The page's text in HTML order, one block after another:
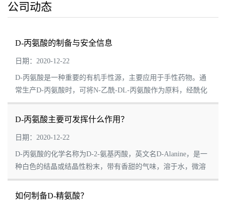
公司动态
D-丙氨酸的制备与安全信息
日期：2020-12-22
D-丙氨酸是一种重要的有机手性源，主要应用于手性药物。通
常生产D-丙氨酸时，可将N-乙酰-DL-丙氨酸作为原料，经酰化
酶拆分除去L-丙氨酸后，再经盐酸水解，最后通过重结晶精制
能够得到D-丙氨酸。D-丙氨酸的安全信息危...
D-丙氨酸主要可发挥什么作用？
日期：2020-12-22
D-丙氨酸的化学名称为D-2-氨基丙酸，英文名D-Alanine，是一
种白色的结晶或结晶性粉末，带有香甜的气味，溶于水，微溶
于乙醇，不溶于乙醚，其分子式为C3H7NO2，分子量为89.09，
CAS号338-69-2。D-丙氨酸是一种重要的有...
如何制备D-精氨酸？